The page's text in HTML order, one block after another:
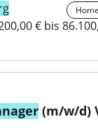
€ bis
(m/w/d)